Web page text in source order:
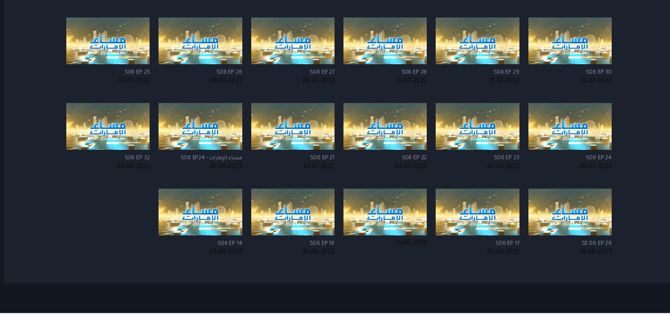
S06 EP 30
12-07-2022
S06 EP 29
11-07-2022
S06 EP 28
10-07-2022
S06 EP 27
09-07-2022
S06 EP 26
08-07-2022
S06 EP 25
07-07-2022
S06 EP 24
06-07-2022
S06 EP 23
05-07-2022
S06 EP 22
04-07-2022
S06 EP 21
01-07-2022
مساء الإمارات - S06 EP24
30-06-2022
S06 EP 32
29-06-2022
SE 06 EP 28
28-06-2022
S06 EP 17
27-06-2022
24-06-2022
S06 EP 16
23-06-2022
S06 EP 14
20-06-2022